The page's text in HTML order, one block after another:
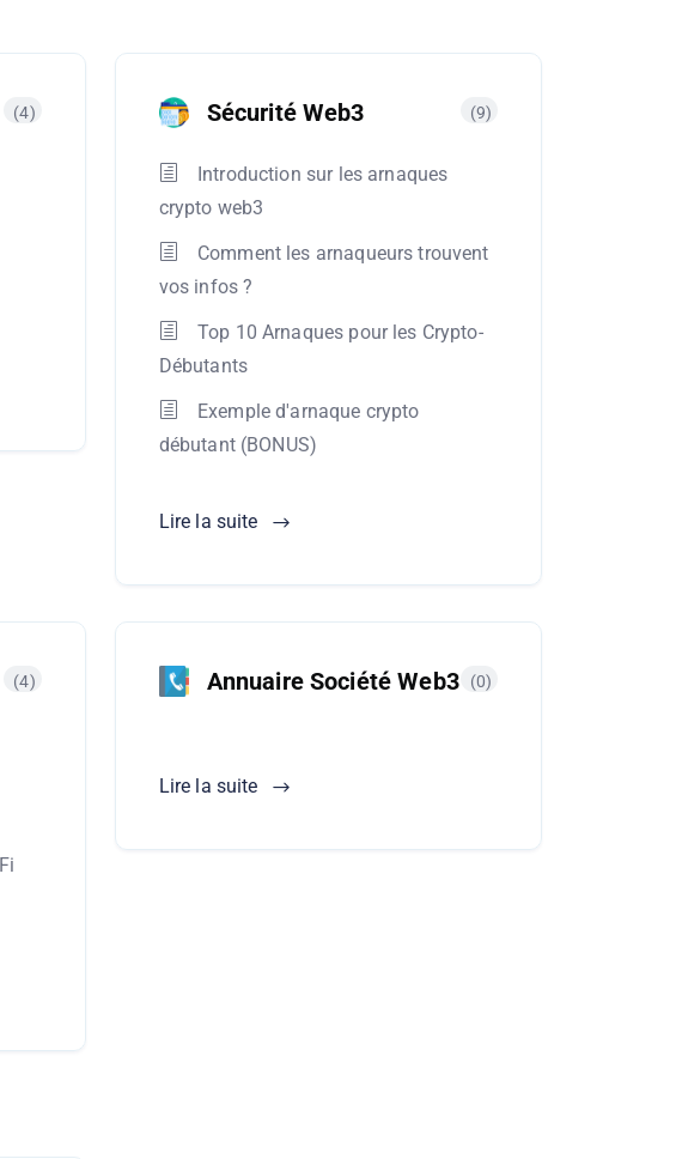
(4) Sécurité Web3 (9)
Introduction sur les arnaques
crypto web3
Comment les arnaqueurs trouvent
vos infos ?
Top 10 Arnaques pour les Crypto-
Débutants
Exemple d'arnaque crypto
débutant (BONUS)
Lire la suite
(4) Annuaire Société Web3 (0)
Lire la suite